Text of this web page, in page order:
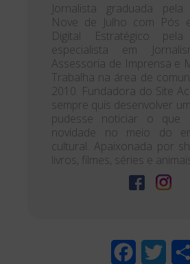
Jornalista graduada pela
Nove de Julho com Pós
Digital Estratégico
especialista em
Assessoria de Imprensa e
Trabalha na área de
2010. Fundadora do Site
sempre quis desenvolver
pudesse noticiar o que
novidade no meio do
cultural. Apaixonada por
livros, filmes, séries e